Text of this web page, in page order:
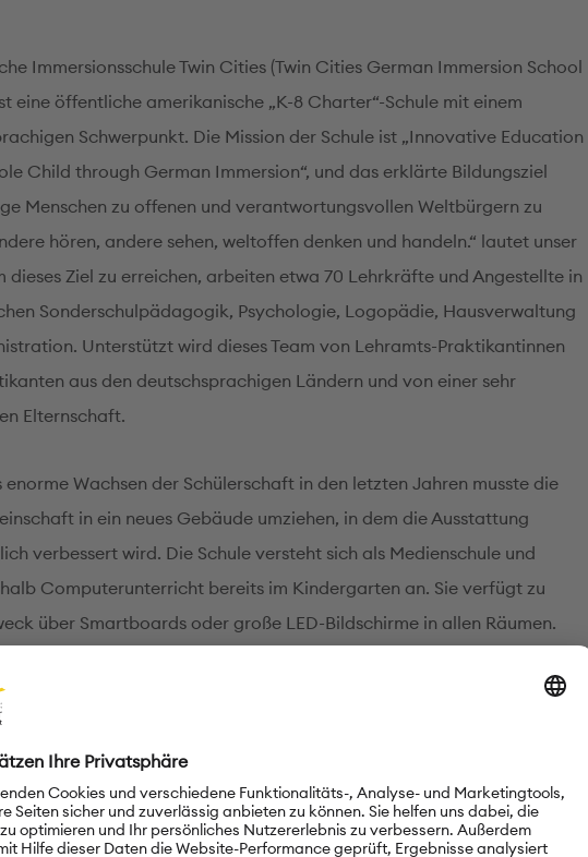
Immersionsschule Twin Cities (Twin Cities German Immersion School
eine öffentliche amerikanische „K-8 Charter“-Schule mit einem
Schwerpunkt. Die Mission der Schule ist „Innovative Education
Child through German Immersion“, und das erklärte Bildungsziel
Menschen zu offenen und verantwortungsvollen Weltbürgern zu
hören, andere sehen, weltoffen denken und handeln.“ lautet unser
dieses Ziel zu erreichen, arbeiten etwa 70 Lehrkräfte und Angestellte in
Sonderschulpädagogik, Psychologie, Logopädie, Hausverwaltung
Unterstützt wird dieses Team von Lehramts-Praktikantinnen
aus den deutschsprachigen Ländern und von einer sehr
Elternschaft.
enorme Wachsen der Schülerschaft in den letzten Jahren musste die
in ein neues Gebäude umziehen, in dem die Ausstattung
verbessert wird. Die Schule versteht sich als Medienschule und
Computerunterricht bereits im Kindergarten an. Sie verfügt zu
über Smartboards oder große LED-Bildschirme in allen Räumen.
Chromebooks, die von der Schule zur Verfügung gestellt werden.
mit Macintosh-Computern ergänzen dieses Angebot.
an unserer Schule
der Grundschule ist es, bei den Schülerinnen und Schüler einen